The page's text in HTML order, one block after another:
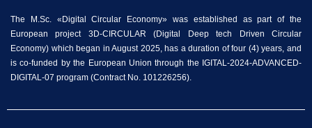
The M.Sc. «Digital Circular Economy» was established as part of the
European project 3D-CIRCULAR (Digital Deep tech Driven Circular
Economy) which began in August 2025, has a duration of four (4) years, and
is co-funded by the European Union through the IGITAL-2024-ADVANCED-
DIGITAL-07 program (Contract No. 101226256).